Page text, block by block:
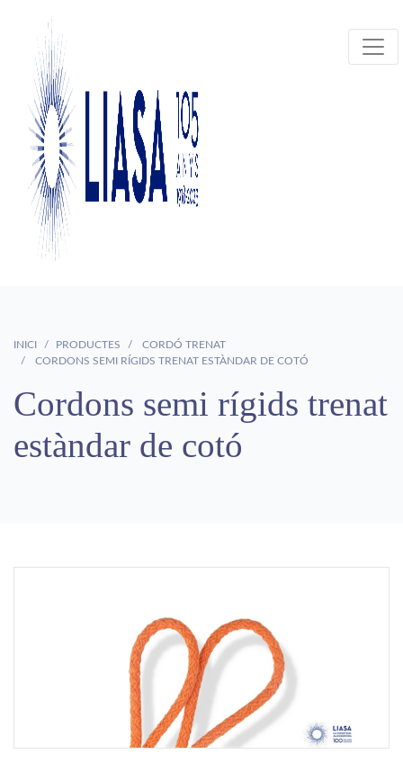
INICI PRODUCTES
CORDÓ TRENAT
CORDONS SEMI RÍGIDS TRENAT ESTÀNDAR DE COTÓ
Cordons semi rígids trenat
estàndar de cotó